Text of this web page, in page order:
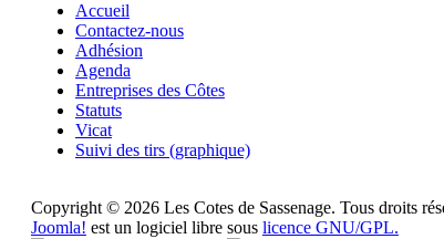
Accueil
Contactez-nous
Adhésion
Agenda
Entreprises des Côtes
Statuts
Vicat
Suivi des tirs (graphique)
Copyright © 2026 Les Cotes de Sassenage. Tous droits
Joomla! est un logiciel libre sous licence GNU/GPL.